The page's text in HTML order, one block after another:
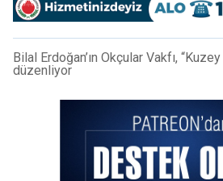
Bilal Erdoğan’ın Okçular Vakfı,
düzenliyor